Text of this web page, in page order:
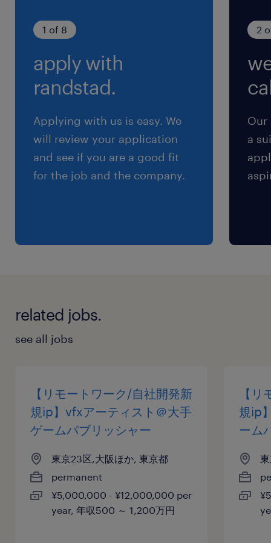
1 of 8
apply with
randstad.
Applying with us is easy. We
will review your application
and see if you are a good fit
for the job and the company.
2
Our
a
related jobs.
see all jobs
【リモートワーク/自社開発新
規ip】vfxアーティスト＠大手
ゲームパブリッシャー
東京23区,大阪ほか, 東京都
permanent
¥5,000,000 - ¥12,000,000 per
year, 年収500 ～ 1,200万円
【
規ip
ーム